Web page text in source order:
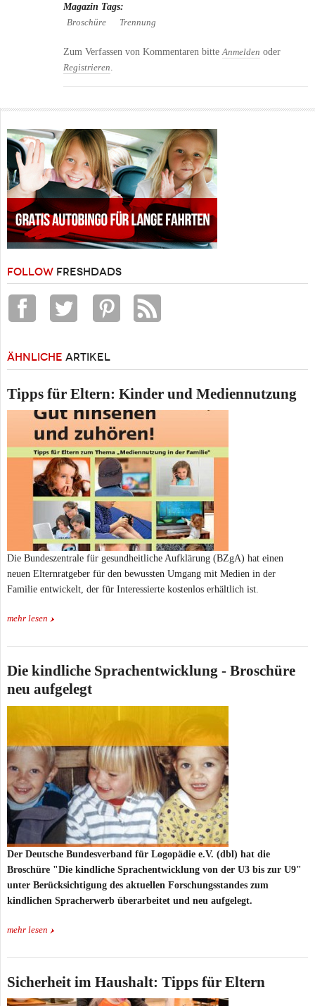
Magazin Tags:
Broschüre Trennung
Zum Verfassen von Kommentaren bitte Anmelden oder
Registrieren
FOLLOW FRESHDADS
ÄHNLICHE ARTIKEL
Tipps für Eltern: Kinder und Mediennutzung
Die Bundeszentrale für gesundheitliche Aufklärung (BZgA) hat einen
neuen Elternratgeber für den bewussten Umgang mit Medien in der
Familie entwickelt, der für Interessierte kostenlos erhältlich ist.
mehr lesen
Die kindliche Sprachentwicklung - Broschüre
neu aufgelegt
Der Deutsche Bundesverband für Logopädie e.V. (dbl) hat die
Broschüre "Die kindliche Sprachentwicklung von der U3 bis zur U9"
unter Berücksichtigung des aktuellen Forschungsstandes zum
kindlichen Spracherwerb überarbeitet und neu aufgelegt.
mehr lesen
Sicherheit im Haushalt: Tipps für Eltern